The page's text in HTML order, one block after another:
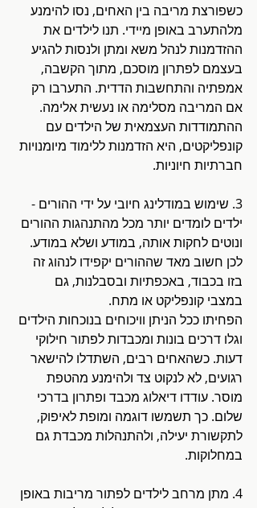
כשפורצת מריבה בין האחים, נסו להימנע
מלהתערב באופן מיידי. תנו לילדים את
ההזדמנות לנהל משא ומתן ולנסות להגיע
בעצמם לפתרון מוסכם, מתוך הקשבה,
אמפתיה והתחשבות הדדית. התערבו רק
אם המריבה מסלימה או נעשית אלימה.
ההתמודדות העצמאית של הילדים עם
קונפליקטים, היא הזדמנות ללימוד מיומנויות
חברתיות חיוניות.
3. שימוש במודלינג חיובי על ידי ההורים -
ילדים לומדים יותר מכל מהתנהגות ההורים
ונוטים לחקות אותה, במודע ושלא במודע.
לכן חשוב מאד שההורים יקפידו לנהוג זה
בזו בכבוד, באכפתיות ובסבלנות, גם
במצבי קונפליקט או מתח.
הפחיתו ככל הניתן וויכוחים בנוכחות הילדים
וגלו דרכים בונות ומכבדות לפתור חילוקי
דעות. כשהאחים רבים, השתדלו להישאר
רגועים, לא לנקוט צד ולהימנע מהטפת
מוסר. עודדו דיאלוג מכבד ופתרון בדרכי
שלום. כך תשמשו דוגמה ומופת לאיפוק,
לתקשורת יעילה, ולהתנהלות מכבדת גם
במחלוקות.
4. מתן מרחב לילדים לפתור מריבות באופן